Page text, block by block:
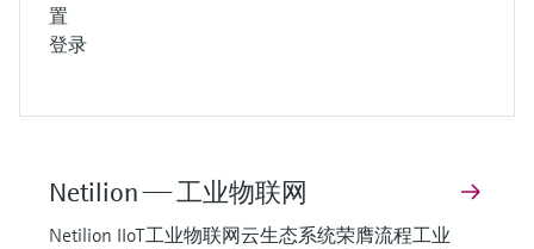
置
登录
Netilion —— 工业物联网
Netilion IIoT工业物联网云生态系统荣膺流程工业